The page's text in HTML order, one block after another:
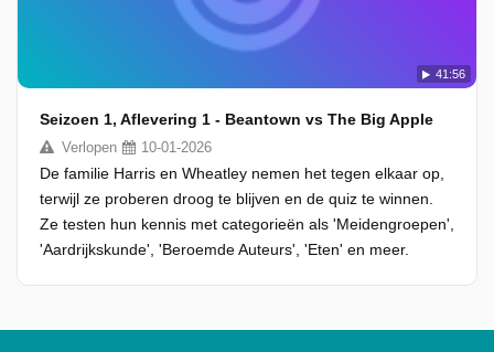
41:56
Seizoen 1, Aflevering 1 - Beantown vs The Big Apple
Verlopen 10-01-2026
De familie Harris en Wheatley nemen het tegen elkaar op,
terwijl ze proberen droog te blijven en de quiz te winnen.
Ze testen hun kennis met categorieën als 'Meidengroepen',
'Aardrijkskunde', 'Beroemde Auteurs', 'Eten' en meer.